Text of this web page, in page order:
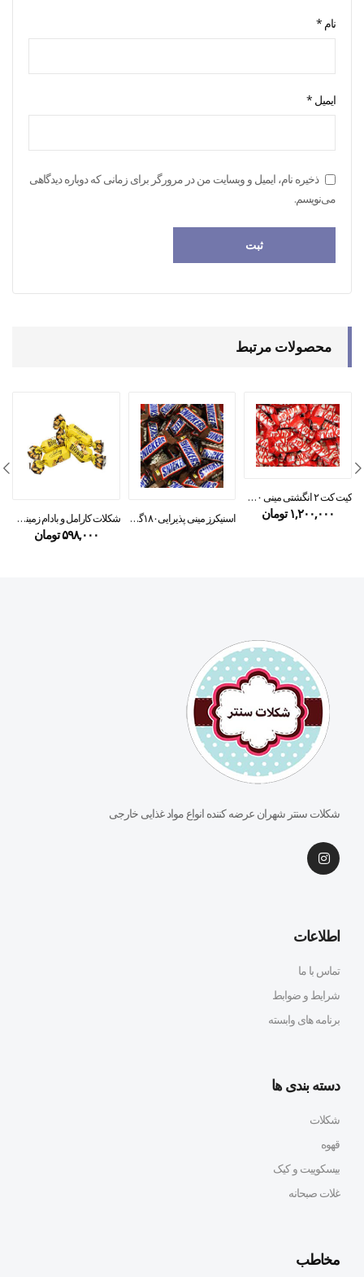
نام *
ایمیل *
ذخیره نام، ایمیل و وبسایت من در مرورگر برای زمانی که دوباره دیدگاهی
می‌نویسم.
محصولات مرتبط
کیت کت ۲ انگشتی مینی ۲۵۰ گرمی
۱,۲۰۰,۰۰۰ تومان اسنیکرز مینی پذیرایی۱۸۰گرمی شکلات کارامل و بادام زمینی مستر بیگویین ۲۵۰ گرمی
۵۹۸,۰۰۰تومان
شکلات سنتر شهران عرضه کننده انواع مواد غذایی خارجی
اطلاعات
تماس با ما
شرایط و ضوابط
برنامه های وابسته
دسته بندی ها
شکلات
قهوه
بیسکوییت و کیک
غلات صبحانه
مخاطب